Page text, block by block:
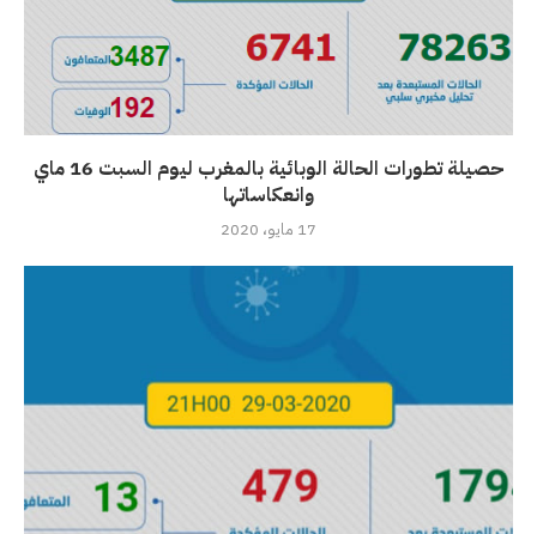
حصيلة تطورات الحالة الوبائية بالمغرب ليوم السبت 16 ماي
وانعكاساتها
17 مايو، 2020